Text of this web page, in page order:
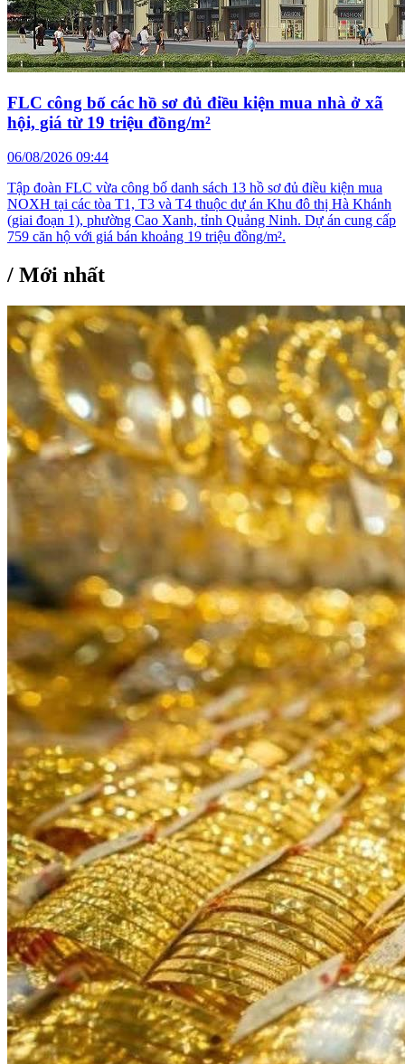
FLC công bố các hồ sơ đủ điều kiện mua nhà ở xã
hội, giá từ 19 triệu đồng/m²
06/08/2026 09:44
Tập đoàn FLC vừa công bố danh sách 13 hồ sơ đủ điều kiện mua
NOXH tại các tòa T1, T3 và T4 thuộc dự án Khu đô thị Hà Khánh
(giai đoạn 1), phường Cao Xanh, tỉnh Quảng Ninh. Dự án cung cấp
759 căn hộ với giá bán khoảng 19 triệu đồng/m².
/ Mới nhất